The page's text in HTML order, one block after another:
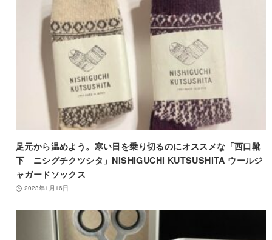
足元から温めよう。寒い日を乗り切るのにオススメな「西口靴
下 ニシグチクツシタ」NISHIGUCHI KUTSUSHITA ウールジ
ャガードソックス
2023年1月16日